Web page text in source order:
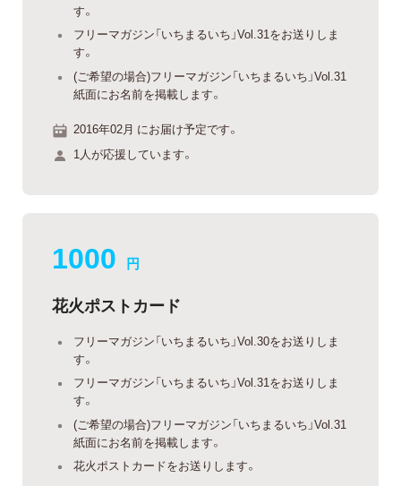
す。
フリーマガジン「いちまるいち」Vol.31をお送りしま
す。
(ご希望の場合)フリーマガジン「いちまるいち」Vol.31
紙面にお名前を掲載します。
2016年02月 にお届け予定です。
1人が応援しています。
1000 円
花火ポストカード
フリーマガジン「いちまるいち」Vol.30をお送りしま
す。
フリーマガジン「いちまるいち」Vol.31をお送りしま
す。
(ご希望の場合)フリーマガジン「いちまるいち」Vol.31
紙面にお名前を掲載します。
花火ポストカードをお送りします。